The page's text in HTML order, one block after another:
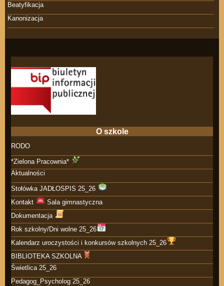
Beatyfikacja
Kanonizacja
O szkole
RODO
*Zielona Pracownia*
Aktualności
Stołówka JADŁOSPIS 25_26
Kontakt
Sala gimnastyczna
Dokumentacja
Rok szkolny/Dni wolne 25_26
Kalendarz uroczystości i konkursów szkolnych 25_26
BIBLIOTEKA SZKOLNA
Świetlica 25_26
Pedagog_Psycholog 25_26